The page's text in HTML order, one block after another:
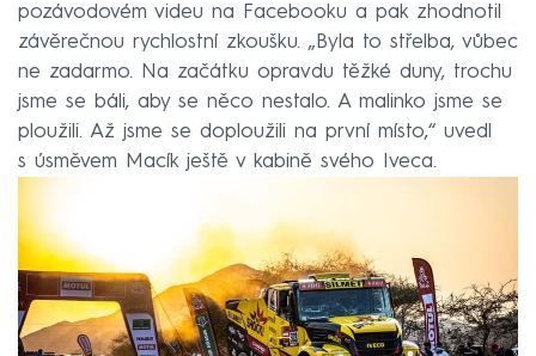
pozávodovém videu na Facebooku a pak zhodnotil
závěrečnou rychlostní zkoušku. „Byla to střelba, vůbec
ne zadarmo. Na začátku opravdu těžké duny, trochu
jsme se báli, aby se něco nestalo. A malinko jsme se
ploužili. Až jsme se doploužili na první místo,“ uvedl
s úsměvem Macík ještě v kabině svého Iveca.